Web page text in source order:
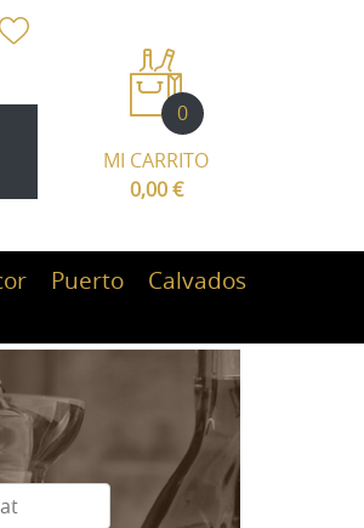
0
MI CARRITO
0,00 €
Puerto Calvados